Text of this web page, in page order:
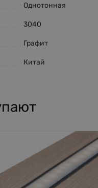
Однотонная
3040
Графит
Китай